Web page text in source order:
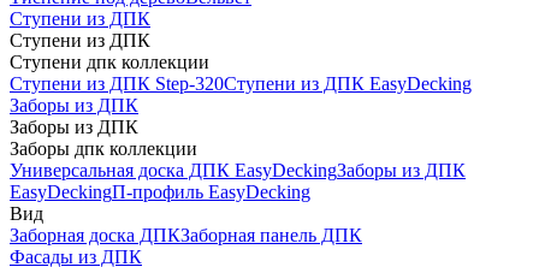
Ступени из ДПК
Ступени из ДПК
Ступени дпк коллекции
Ступени из ДПК Step-320Ступени из ДПК EasyDecking
Заборы из ДПК
Заборы из ДПК
Заборы дпк коллекции
Универсальная доска ДПК EasyDeckingЗаборы из ДПК
EasyDeckingП-профиль EasyDecking
Вид
Заборная доска ДПКЗаборная панель ДПК
Фасады из ДПК